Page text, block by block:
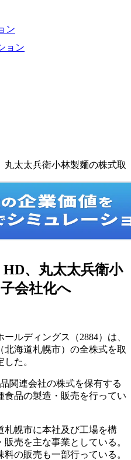
丸太太兵衛小林製麺の株式取
、丸太太兵衛小
会社化へ
ルディングス（2884）は、
海道札幌市）の全株式を取
た。
関連会社の株式を保有する
品の製造・販売を行ってい
札幌市に本社及び工場を構
売を主な事業としている。
の販売も一部行っている。